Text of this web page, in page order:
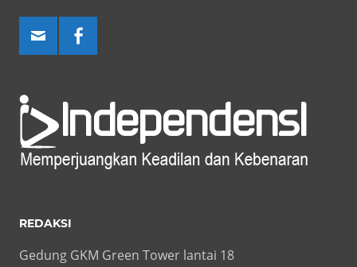
REDAKSI
Gedung GKM Green Tower lantai 18